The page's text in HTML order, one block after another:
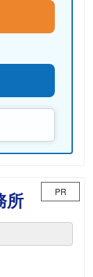
所 PR